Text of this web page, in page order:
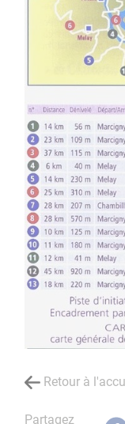
Retour à
Partagez